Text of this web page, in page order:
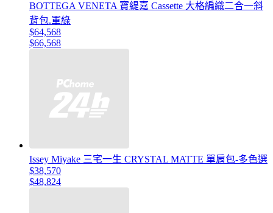
BOTTEGA VENETA 寶緹嘉 Cassette 大格編織二合一斜
背包.軍綠
$64,568
$66,568
Issey Miyake 三宅一生 CRYSTAL MATTE 單肩包-多色選
$38,570
$48,824